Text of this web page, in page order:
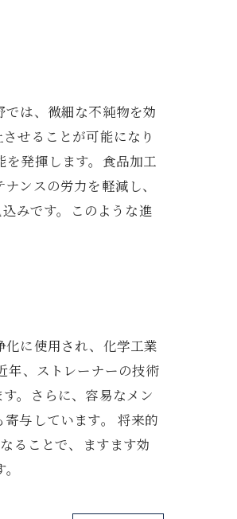
は、微細な不純物を効
せることが可能になり
発揮します。食品加工
ンスの労力を軽減し、
みです。このような進
に使用され、化学工業
年、ストレーナーの技術
。さらに、容易なメン
与しています。 将来的
ることで、ますます効